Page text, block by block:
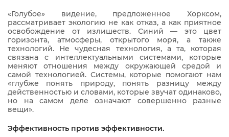
«Голубое» видение, предложенное Хорксом,
рассматривает экологию не как отказ, а как приятное
освобождение от излишеств. Синий — это цвет
горизонта, атмосферы, открытого моря, а также
технологий. Не чудесная технология, а та, которая
связана с интеллектуальными системами, которые
меняют отношения между окружающей средой и
самой технологией. Системы, которые помогают нам
«глубже понять природу, понять разницу между
действенностью и словами, которые звучат одинаково,
но на самом деле означают совершенно разные
вещи».
Эффективность против эффективности.